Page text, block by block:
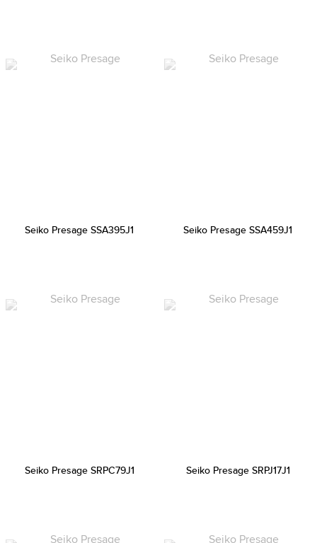
Seiko Presage SSA395J1 Seiko Presage SSA459J1
Seiko Presage SRPC79J1 Seiko Presage SRPJ17J1